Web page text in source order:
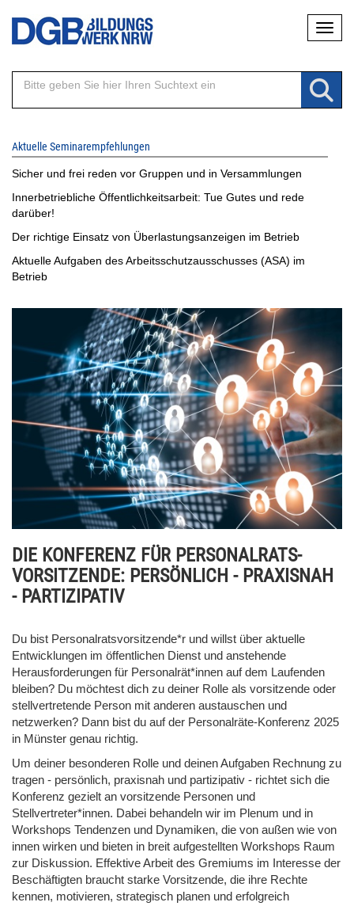
Direkt
Inhalt
Aktuelle Seminarempfehlungen
Sicher und frei reden vor Gruppen und in Versammlungen
Innerbetriebliche Öffentlichkeitsarbeit: Tue Gutes und rede
darüber!
Der richtige Einsatz von Überlastungsanzeigen im Betrieb
Aktuelle Aufgaben des Arbeitsschutzausschusses (ASA) im
Betrieb
DIE KONFERENZ FÜR PERSONALRATS-
VORSITZENDE: PERSÖNLICH - PRAXISNAH
- PARTIZIPATIV
Du bist Personalratsvorsitzende*r und willst über aktuelle
Entwicklungen im öffentlichen Dienst und anstehende
Herausforderungen für Personalrät*innen auf dem Laufenden
bleiben? Du möchtest dich zu deiner Rolle als vorsitzende oder
stellvertretende Person mit anderen austauschen und
netzwerken? Dann bist du auf der Personalräte-Konferenz 2025
in Münster genau richtig.
Um deiner besonderen Rolle und deinen Aufgaben Rechnung zu
tragen - persönlich, praxisnah und partizipativ - richtet sich die
Konferenz gezielt an vorsitzende Personen und
Stellvertreter*innen. Dabei behandeln wir im Plenum und in
Workshops Tendenzen und Dynamiken, die von außen wie von
innen wirken und bieten in breit aufgestellten Workshops Raum
zur Diskussion. Effektive Arbeit des Gremiums im Interesse der
Beschäftigten braucht starke Vorsitzende, die ihre Rechte
kennen, motivieren, strategisch planen und erfolgreich